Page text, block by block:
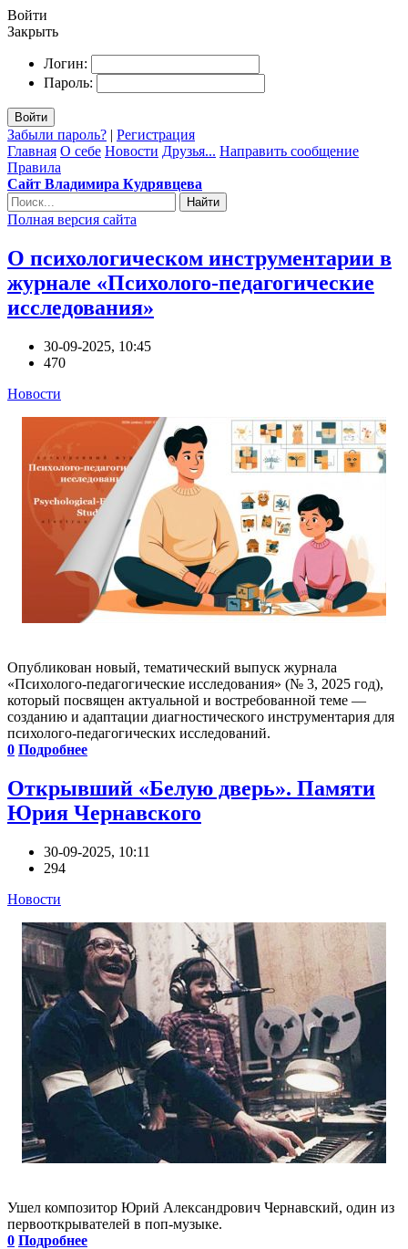
Войти
Закрыть
Логин:
Пароль:
Войти
Забыли пароль? | Регистрация
Главная О себе Новости Друзья... Направить сообщение
Правила
Сайт Владимира Кудрявцева
Найти
Полная версия сайта
О психологическом инструментарии в
журнале «Психолого-педагогические
исследования»
30-09-2025, 10:45
470
Новости
Опубликован новый, тематический выпуск журнала
«Психолого-педагогические исследования» (№ 3, 2025 год),
который посвящен актуальной и востребованной теме —
созданию и адаптации диагностического инструментария для
психолого-педагогических исследований.
0 Подробнее
Открывший «Белую дверь». Памяти
Юрия Чернавского
30-09-2025, 10:11
294
Новости
Ушел композитор Юрий Александрович Чернавский, один из
первооткрывателей в поп-музыке.
0 Подробнее